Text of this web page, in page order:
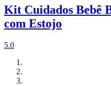
Kit Cuidados Bebê
com Estojo
5.0